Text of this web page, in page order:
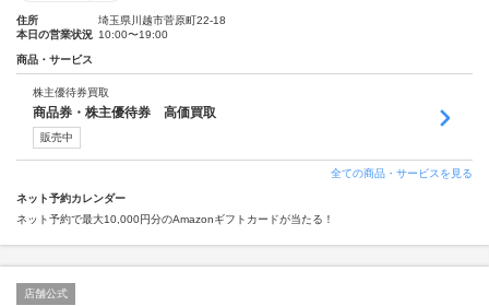
住所
埼玉県川越市菅原町22-18
本日の営業状況 10:00〜19:00
商品・サービス
株主優待券買取
商品券・株主優待券 高価買取
販売中
全ての商品・サービスを見る
ネット予約カレンダー
ネット予約で最大10,000円分のAmazonギフトカードが当たる！
店舗公式